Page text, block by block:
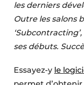
les derniers
Outre les salons
ses débuts.
Essayez-y le